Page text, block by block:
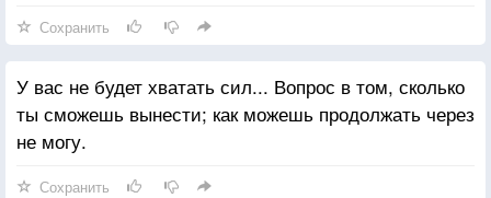
Сохранить
У вас не будет хватать сил... Вопрос в том, сколько
ты сможешь вынести; как можешь продолжать через
не могу.
Сохранить